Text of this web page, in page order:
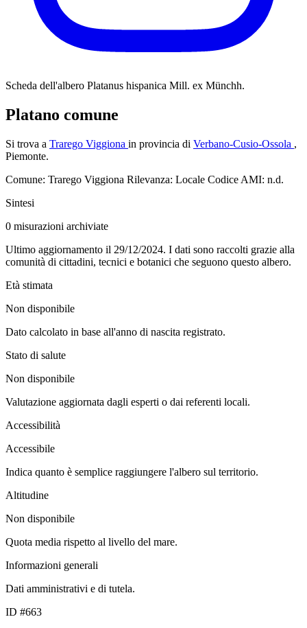
Scheda dell'albero Platanus hispanica Mill. ex Münchh.
Platano comune
Si trova a Trarego Viggiona in provincia di Verbano-Cusio-Ossola ,
Piemonte.
Comune: Trarego Viggiona Rilevanza: Locale Codice AMI: n.d.
Sintesi
0 misurazioni archiviate
Ultimo aggiornamento il 29/12/2024. I dati sono raccolti grazie alla
comunità di cittadini, tecnici e botanici che seguono questo albero.
Età stimata
Non disponibile
Dato calcolato in base all'anno di nascita registrato.
Stato di salute
Non disponibile
Valutazione aggiornata dagli esperti o dai referenti locali.
Accessibilità
Accessibile
Indica quanto è semplice raggiungere l'albero sul territorio.
Altitudine
Non disponibile
Quota media rispetto al livello del mare.
Informazioni generali
Dati amministrativi e di tutela.
ID #663